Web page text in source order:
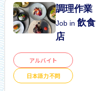
調理作業
Job in飲食
店
アルバイト
日本語力不問